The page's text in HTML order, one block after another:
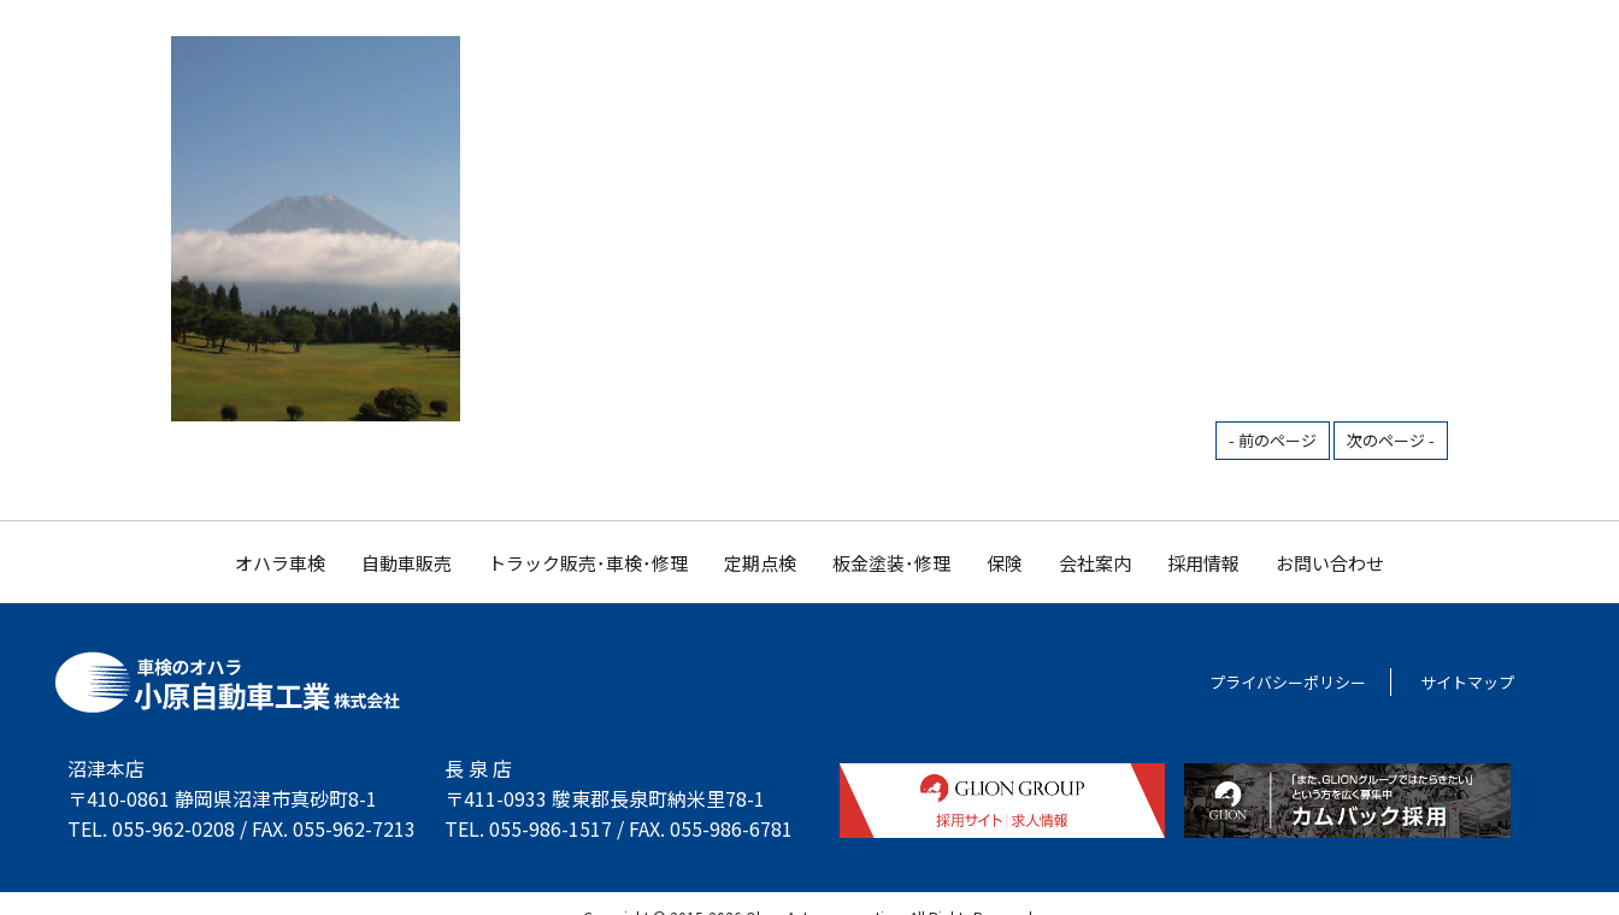
- 前のページ 次のページ -
オハラ車検 自動車販売 トラック販売･車検･修理 定期点検 板金塗装･修理 保険 会社案内 採用情報 お問い合わせ
沼津本店
〒410-0861 静岡県沼津市真砂町8-1
TEL. 055-962-0208 / FAX. 055-962-7213
長 泉 店
〒411-0933 駿東郡長泉町納米里78-1
TEL. 055-986-1517 / FAX. 055-986-6781
プライバシーポリシー サイトマップ